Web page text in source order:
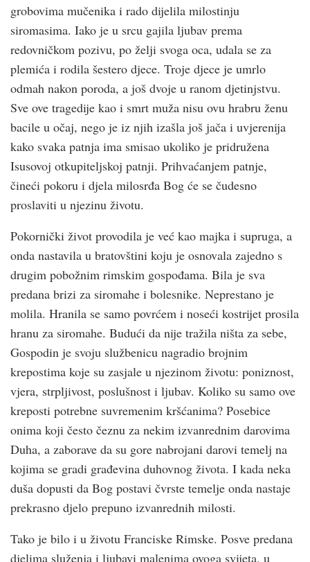
grobovima mučenika i rado dijelila milostinju
siromasima. Iako je u srcu gajila ljubav prema
redovničkom pozivu, po želji svoga oca, udala se za
plemića i rodila šestero djece. Troje djece je umrlo
odmah nakon poroda, a još dvoje u ranom djetinjstvu.
Sve ove tragedije kao i smrt muža nisu ovu hrabru ženu
bacile u očaj, nego je iz njih izašla još jača i uvjerenija
kako svaka patnja ima smisao ukoliko je pridružena
Isusovoj otkupiteljskoj patnji. Prihvaćanjem patnje,
čineći pokoru i djela milosrđa Bog će se čudesno
proslaviti u njezinu životu.
Pokornički život provodila je već kao majka i supruga, a
onda nastavila u bratovštini koju je osnovala zajedno s
drugim pobožnim rimskim gospođama. Bila je sva
predana brizi za siromahe i bolesnike. Neprestano je
molila. Hranila se samo povrćem i noseći kostrijet prosila
hranu za siromahe. Budući da nije tražila ništa za sebe,
Gospodin je svoju službenicu nagradio brojnim
krepostima koje su zasjale u njezinom životu: poniznost,
vjera, strpljivost, poslušnost i ljubav. Koliko su samo ove
kreposti potrebne suvremenim krš­ćanima? Posebice
onima koji često čeznu za nekim izvanrednim darovima
Duha, a zaborave da su gore nabrojani darovi temelj na
kojima se gradi građevina duhovnog života. I kada neka
duša dopusti da Bog postavi čvrste temelje onda nastaje
prekrasno djelo prepuno izvanrednih milosti.
Tako je bilo i u životu Franciske Rimske. Posve predana
djelima služenja i ljubavi malenima ovoga svijeta, u